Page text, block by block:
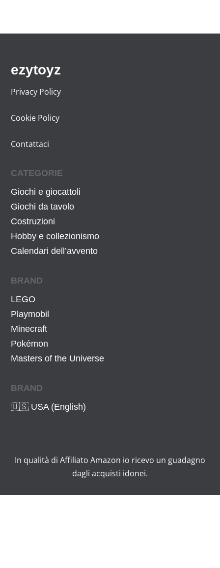
,
ezytoyz
Privacy Policy
Cookie Policy
Contattaci
CATEGORIE
Giochi e giocattoli
Giochi da tavolo
Costruzioni
Hobby e collezionismo
Calendari dell’avvento
BRAND
LEGO
Playmobil
Minecraft
Pokémon
Masters of the Universe
BRAND
🇺🇸 USA (English)
In qualità di Affiliato Amazon io ricevo un guadagno
dagli acquisti idonei.